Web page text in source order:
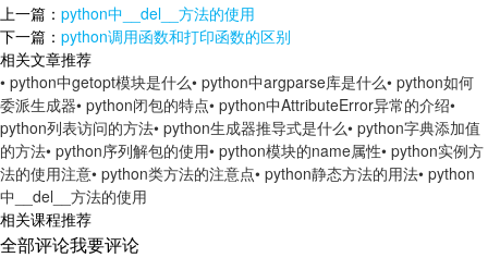
上一篇： python中__del__方法的使用
下一篇： python调用函数和打印函数的区别
相关文章推荐
• python中getopt模块是什么• python中argparse库是什么• python如何
委派生成器• python闭包的特点• python中AttributeError异常的介绍•
python列表访问的方法• python生成器推导式是什么• python字典添加值
的方法• python序列解包的使用• python模块的name属性• python实例方
法的使用注意• python类方法的注意点• python静态方法的用法• python
中__del__方法的使用
相关课程推荐
全部评论我要评论